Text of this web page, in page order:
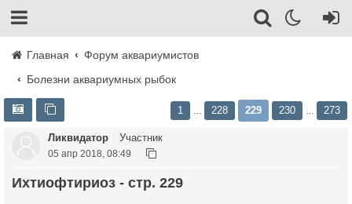
Главная
Форум аквариумистов
Болезни аквариумных рыбок
1 228 229 230 273
Ликвидатор Участник
05 апр 2018, 08:49
Ихтиофтириоз - стр. 229